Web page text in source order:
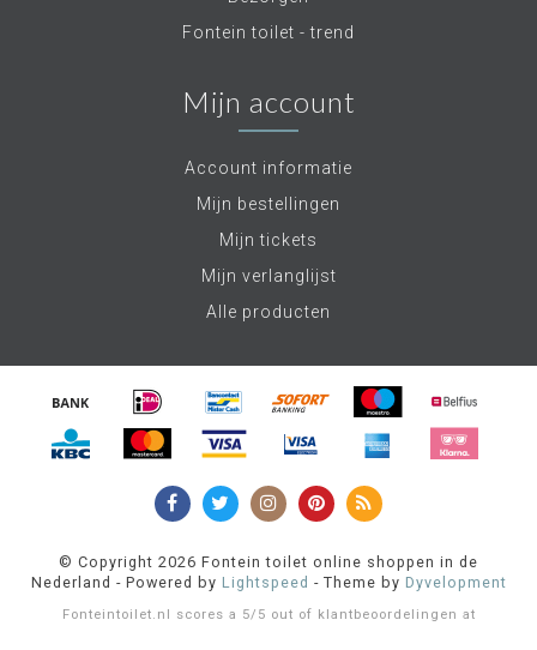
Fontein toilet - trend
Mijn account
Account informatie
Mijn bestellingen
Mijn tickets
Mijn verlanglijst
Alle producten
© Copyright 2026 Fontein toilet online shoppen in de
Nederland - Powered by Lightspeed - Theme by Dyvelopment
Fonteintoilet.nl scores a 5/ 5 out of klantbeoordelingen at